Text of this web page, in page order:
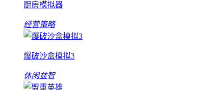
厨房模拟器
经营策略
爆破沙盒模拟3
休闲益智